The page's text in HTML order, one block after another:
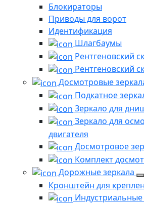
Блокираторы
Приводы для ворот
Идентификация
Шлагбаумы
Рентгеновский
Рентгеновский
Досмотровые
Подкатное
Зеркало для
Зеркало для
двигателя
Досмотровое
Комплект
Дорожные зеркала
Кронштейн для
Индустриальные